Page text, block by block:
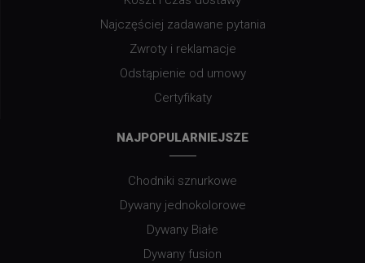
Najczęściej zadawane pytania
Zwroty i reklamacje
Odstąpienie od umowy
Certyfikaty
NAJPOPULARNIEJSZE
Chodniki sznurkowe
Dywany jednokolorowe
Dywany Białe
Dywany fusion